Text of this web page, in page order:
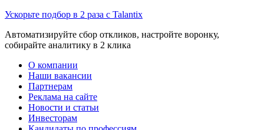
Ускорьте подбор в 2 раза с Talantix
Автоматизируйте сбор откликов, настройте воронку,
собирайте аналитику в 2 клика
О компании
Наши вакансии
Партнерам
Реклама на сайте
Новости и статьи
Инвесторам